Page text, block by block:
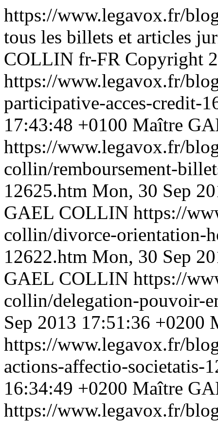
https://www.legavox.fr/
tous les billets et articles
COLLIN fr-FR Copyright
https://www.legavox.fr/
participative-acces-credit-
17:43:48 +0100 Maître
https://www.legavox.fr/
collin/remboursement-
12625.htm Mon, 30 Sep
GAEL COLLIN https://
collin/divorce-orientation-
12622.htm Mon, 30 Sep
GAEL COLLIN https://
collin/delegation-pouvoir-
Sep 2013 17:51:36 +0200
https://www.legavox.fr/
actions-affectio-societatis-
16:34:49 +0200 Maître
https://www.legavox.fr/